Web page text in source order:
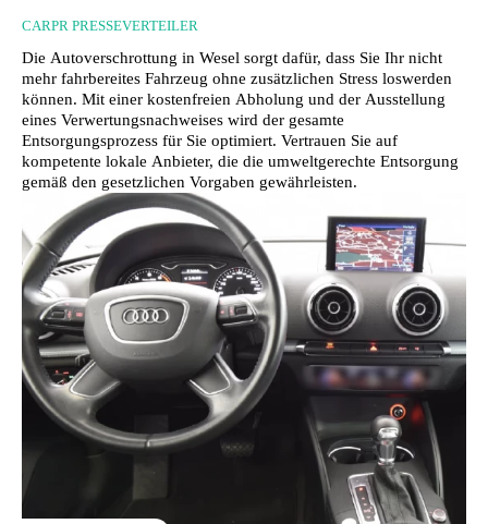
CARPR PRESSEVERTEILER
Die Autoverschrottung in Wesel sorgt dafür, dass Sie Ihr nicht
mehr fahrbereites Fahrzeug ohne zusätzlichen Stress loswerden
können. Mit einer kostenfreien Abholung und der Ausstellung
eines Verwertungsnachweises wird der gesamte
Entsorgungsprozess für Sie optimiert. Vertrauen Sie auf
kompetente lokale Anbieter, die die umweltgerechte Entsorgung
gemäß den gesetzlichen Vorgaben gewährleisten.